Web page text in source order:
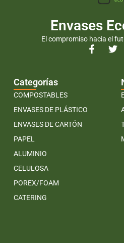
Envases
El compromiso hacia el
Categorías
COMPOSTABLES
ENVASES DE PLÁSTICO
ENVASES DE CARTÓN
PAPEL
ALUMINIO
CELULOSA
POREX/FOAM
CATERING